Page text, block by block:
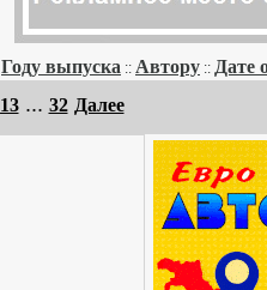
Году выпуска :: Автору :: Дате
13... 32 Далее